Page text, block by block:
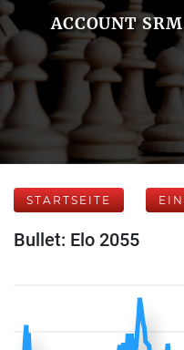
ACCOUNT
STARTSEITE
Bullet: Elo 2055